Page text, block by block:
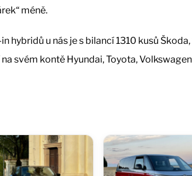
méně.
hybridů u nás je s bilancí 1310 kusů
svém kontě Hyundai, Toyota,